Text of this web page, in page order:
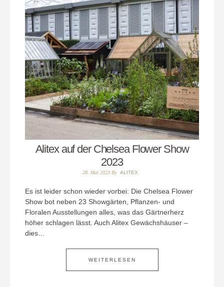
Alitex auf der Chelsea Flower Show
2023
28. Mai 2023By ALITEX
Es ist leider schon wieder vorbei: Die Chelsea Flower
Show bot neben 23 Showgärten, Pflanzen- und
Floralen Ausstellungen alles, was das Gärtnerherz
höher schlagen lässt. Auch Alitex Gewächshäuser –
dies…
WEITERLESEN